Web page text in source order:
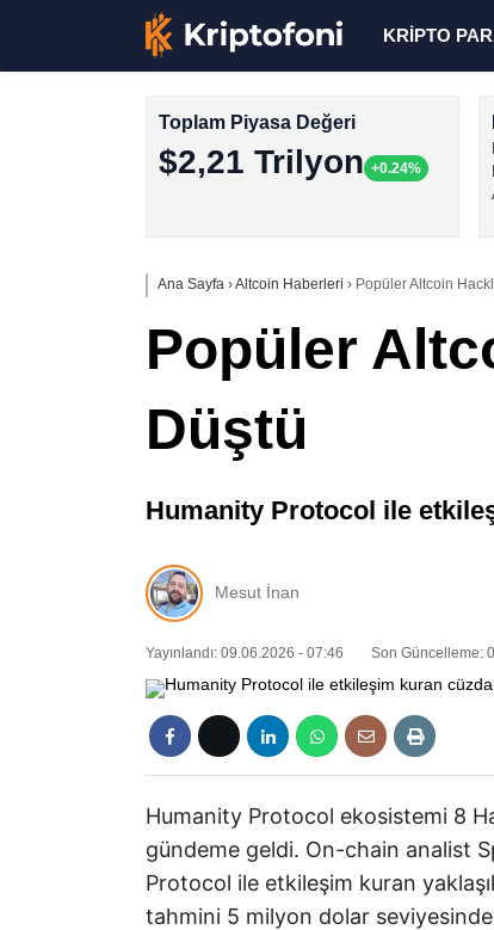
KRİPTO
Toplam Piyasa Değeri
$2,21 Trilyon +0.24%
Ana Sayfa ›Altcoin Haberleri › Popüler Altcoin
Popüler
Düştü
Humanity Protocol ile
Mesut İnan
Yayınlandı: 09.06.2026 - 07:46 Son Güncelleme:
Humanity Protocol ekosistemi 8
gündeme geldi. On-chain analist
Protocol ile etkileşim kuran
tahmini 5 milyon dolar